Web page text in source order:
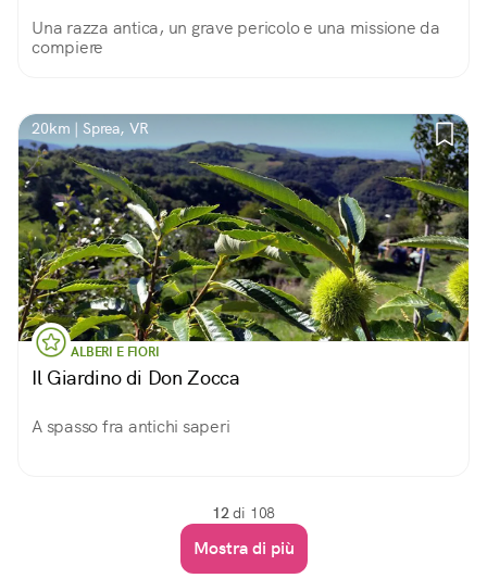
Una razza antica, un grave pericolo e una missione da
compiere
20km | Sprea, VR
ALBERI E FIORI
Il Giardino di Don Zocca
A spasso fra antichi saperi
12di 108
Mostra di più